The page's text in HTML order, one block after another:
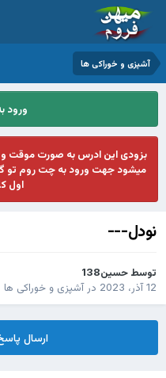
آشپزی و خوراکی ها
ورود
بزودی این ادرس به صورت موقت و
میشود جهت ورود به چت روم تو
اول
نودل---
توسط حسین138
12 آذر، 2023
در آشپزی و خوراکی ها
ارسال